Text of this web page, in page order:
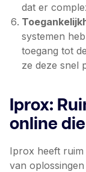
dat er
systemen
toegang tot
ze deze snel
Iprox:
online
Iprox heeft
van